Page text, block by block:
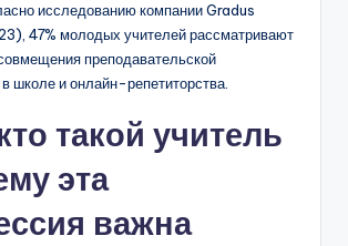
исследованию компании Gradus
47% молодых учителей рассматривают
преподавательской
школе и онлайн-репетиторства.
такой учитель
эта
важна